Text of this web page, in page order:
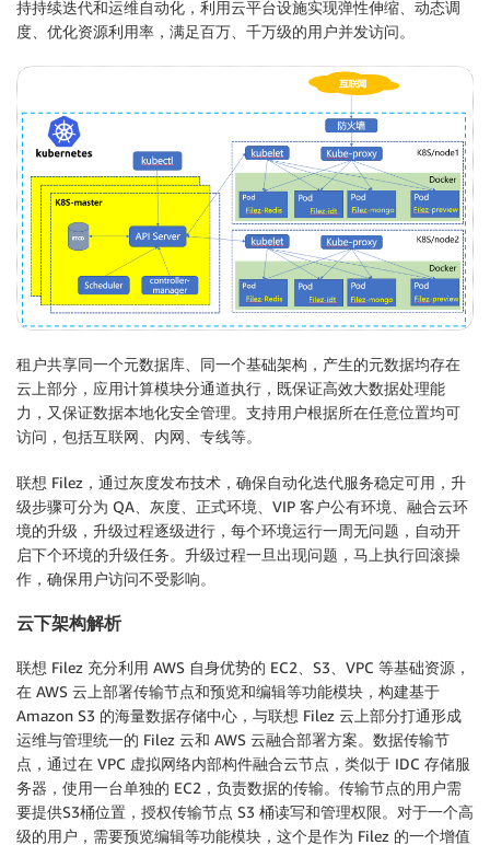
持持续迭代和运维自动化，利用云平台设施实现弹性伸缩、动态调
度、优化资源利用率，满足百万、千万级的用户并发访问。
租户共享同一个元数据库、同一个基础架构，产生的元数据均存在
云上部分，应用计算模块分通道执行，既保证高效大数据处理能
力，又保证数据本地化安全管理。支持用户根据所在任意位置均可
访问，包括互联网、内网、专线等。
联想 Filez，通过灰度发布技术，确保自动化迭代服务稳定可用，升
级步骤可分为 QA、灰度、正式环境、VIP 客户公有环境、融合云环
境的升级，升级过程逐级进行，每个环境运行一周无问题，自动开
启下个环境的升级任务。升级过程一旦出现问题，马上执行回滚操
作，确保用户访问不受影响。
云下架构解析
联想 Filez 充分利用 AWS 自身优势的 EC2、S3、VPC 等基础资源，
在 AWS 云上部署传输节点和预览和编辑等功能模块，构建基于
Amazon S3 的海量数据存储中心，与联想 Filez 云上部分打通形成
运维与管理统一的 Filez 云和 AWS 云融合部署方案。数据传输节
点，通过在 VPC 虚拟网络内部构件融合云节点，类似于 IDC 存储服
务器，使用一台单独的 EC2，负责数据的传输。传输节点的用户需
要提供S3桶位置，授权传输节点 S3 桶读写和管理权限。对于一个高
级的用户，需要预览编辑等功能模块，这个是作为 Filez 的一个增值